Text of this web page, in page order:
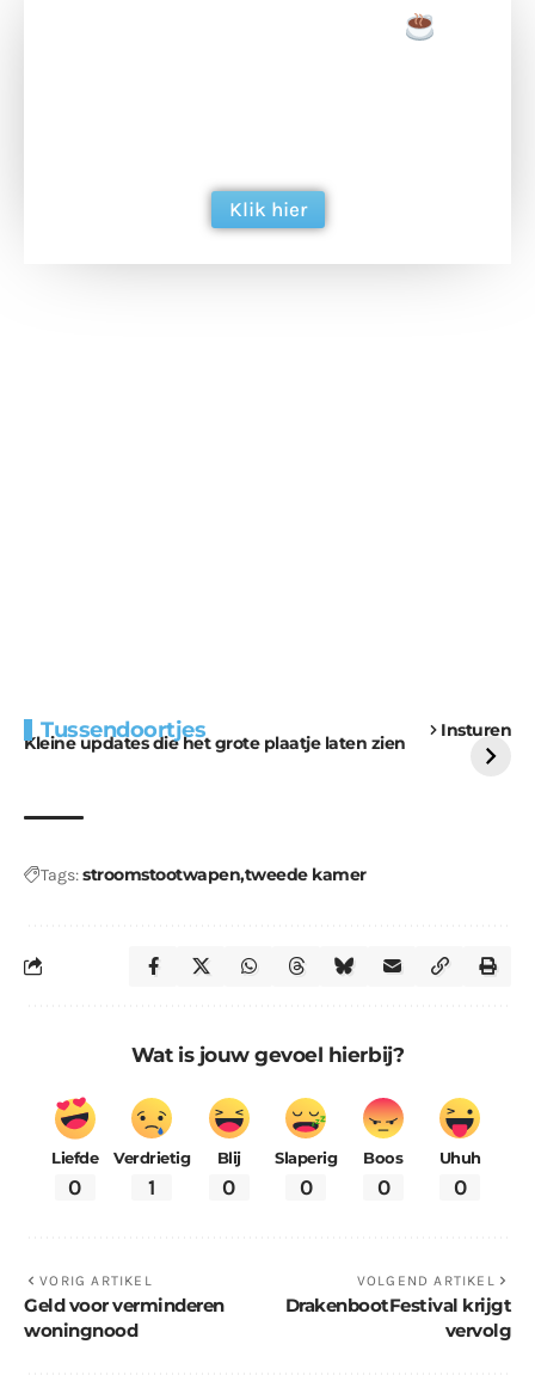
Klik hier
Tussendoortjes Insturen
Kleine updates die het grote plaatje laten zien
voor kabouters
uitdaging
Tags:stroomstootwapentweede kamer
Wat is jouw gevoel hierbij?
Liefde
0
Verdrietig
1
Blij
0
Slaperig
0
Boos
0
Uhuh
0
VORIG ARTIKEL
Geld voor verminderen
woningnood
VOLGEND ARTIKEL
DrakenbootFestival krijgt
vervolg